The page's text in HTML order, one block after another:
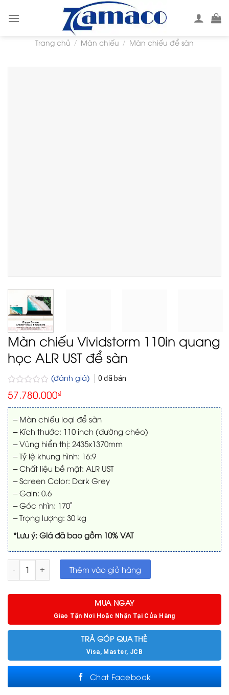
Trang chủ / Màn chiếu / Màn chiếu để sàn
Màn chiếu Vividstorm 110in quang
học ALR UST để sàn
Được
xếp
hạng
0
5
sao
(đánh giá) 0 đã bán
57.780.000₫
– Màn chiếu loại để sàn
– Kích thước: 110 inch (đường chéo)
– Vùng hiển thị: 2435x1370mm
– Tỷ lệ khung hình: 16:9
– Chất liệu bề mặt: ALR UST
– Screen Color: Dark Grey
– Gain: 0.6
– Góc nhìn: 170˚
– Trọng lượng: 30 kg
*Lưu ý: Giá đã bao gồm 10% VAT
Màn chiếu Vividstorm 110in quang học ALR UST để sàn số
Thêm vào giỏ hàng
MUA NGAY
Giao Tận Nơi Hoặc Nhận Tại Cửa Hàng
TRẢ GÓP QUA THẺ
Visa, Master, JCB
Chat Facebook